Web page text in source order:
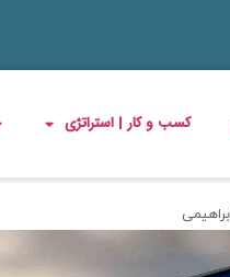
کسب و کار | استراتژی